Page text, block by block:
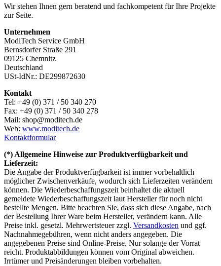
Wir stehen Ihnen gern beratend und fachkompetent für Ihre Projekte
zur Seite.
Unternehmen
ModiTech Service GmbH
Bernsdorfer Straße 291
09125 Chemnitz
Deutschland
USt-IdNr.: DE299872630
Kontakt
Tel: +49 (0) 371 / 50 340 270
Fax: +49 (0) 371 / 50 340 278
Mail: shop@moditech.de
Web: www.moditech.de
Kontaktformular
(*) Allgemeine Hinweise zur Produktverfügbarkeit und
Lieferzeit:
Die Angabe der Produktverfügbarkeit ist immer vorbehaltlich
möglicher Zwischenverkäufe, wodurch sich Lieferzeiten verändern
können. Die Wiederbeschaffungszeit beinhaltet die aktuell
gemeldete Wiederbeschaffungszeit laut Hersteller für noch nicht
bestellte Mengen. Bitte beachten Sie, dass sich diese Angabe, nach
der Bestellung Ihrer Ware beim Hersteller, verändern kann. Alle
Preise inkl. gesetzl. Mehrwertsteuer zzgl. Versandkosten und ggf.
Nachnahmegebühren, wenn nicht anders angegeben. Die
angegebenen Preise sind Online-Preise. Nur solange der Vorrat
reicht. Produktabbildungen können vom Original abweichen.
Irrtümer und Preisänderungen bleiben vorbehalten.